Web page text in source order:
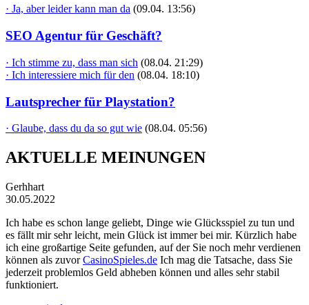
· Ja, aber leider kann man da (09.04. 13:56)
SEO Agentur für Geschäft?
· Ich stimme zu, dass man sich (08.04. 21:29)
· Ich interessiere mich für den (08.04. 18:10)
Lautsprecher für Playstation?
· Glaube, dass du da so gut wie (08.04. 05:56)
AKTUELLE MEINUNGEN
Gerhhart
30.05.2022
Ich habe es schon lange geliebt, Dinge wie Glücksspiel zu tun und
es fällt mir sehr leicht, mein Glück ist immer bei mir. Kürzlich habe
ich eine großartige Seite gefunden, auf der Sie noch mehr verdienen
können als zuvorCasinoSpieles.de Ich mag die Tatsache, dass Sie
jederzeit problemlos Geld abheben können und alles sehr stabil
funktioniert.